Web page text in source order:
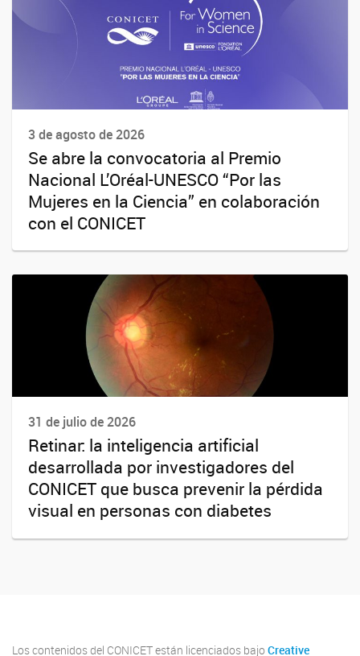
3 de agosto de 2026
Se abre la convocatoria al Premio
Nacional L’Oréal-UNESCO “Por las
Mujeres en la Ciencia” en colaboración
con el CONICET
31 de julio de 2026
Retinar: la inteligencia artificial
desarrollada por investigadores del
CONICET que busca prevenir la pérdida
visual en personas con diabetes
Los contenidos del CONICET están licenciados bajo Creative